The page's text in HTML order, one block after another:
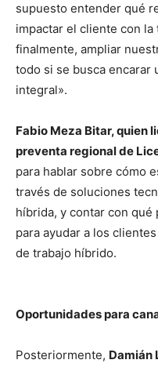
supuesto entender qué
impactar el cliente con
finalmente, ampliar
todo si se busca encarar
integral».
Fabio Meza Bitar, quien
preventa regional de
para hablar sobre cómo
través de soluciones
híbrida, y contar con
para ayudar a los
de trabajo híbrido.
Oportunidades para
Posteriormente, Damián